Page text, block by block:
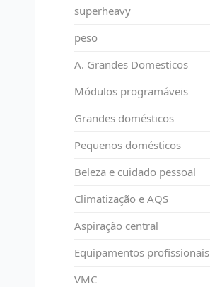
superheavy
peso
A. Grandes Domesticos
Módulos programáveis
Grandes domésticos
Pequenos domésticos
Beleza e cuidado pessoal
Climatização e AQS
Aspiração central
Equipamentos profissionais
VMC